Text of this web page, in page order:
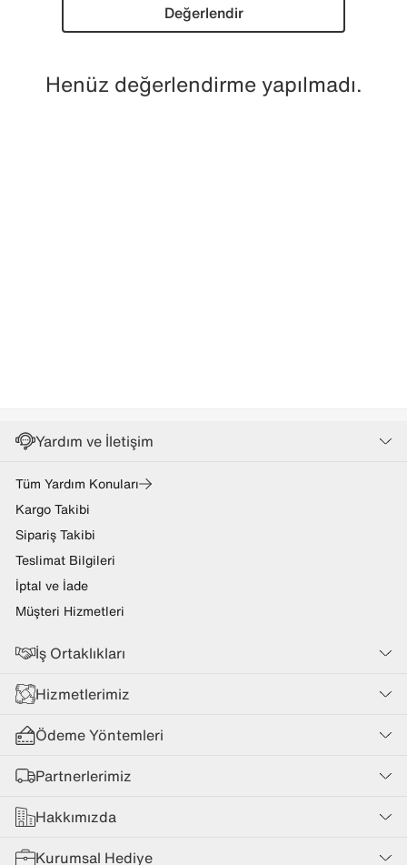
Değerlendir
Henüz değerlendirme yapılmadı.
Yardım ve İletişim
Tüm Yardım Konuları
Kargo Takibi
Sipariş Takibi
Teslimat Bilgileri
İptal ve İade
Müşteri Hizmetleri
İş Ortaklıkları
Hizmetlerimiz
Ödeme Yöntemleri
Partnerlerimiz
Hakkımızda
Kurumsal Hediye